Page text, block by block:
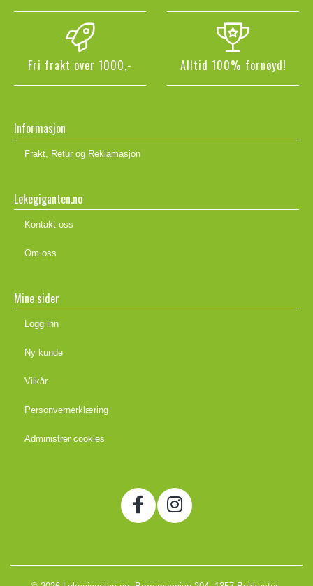
Fri frakt over 1000,- Alltid 100% fornøyd!
Informasjon
Frakt, Retur og Reklamasjon
Lekegiganten.no
Kontakt oss
Om oss
Mine sider
Logg inn
Ny kunde
Vilkår
Personvernerklæring
Administrer cookies